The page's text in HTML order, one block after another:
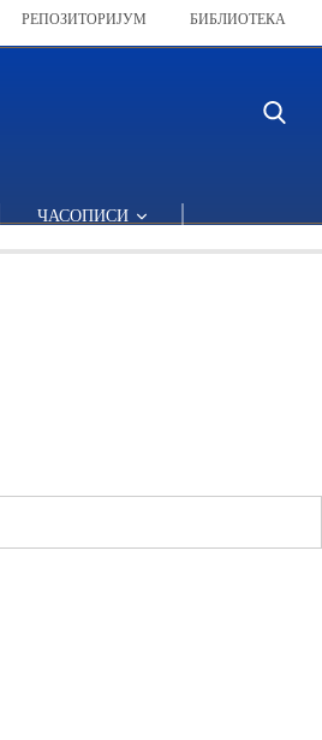
РЕПОЗИТОРИЈУМ БИБЛИОТЕКА
ЧАСОПИСИ